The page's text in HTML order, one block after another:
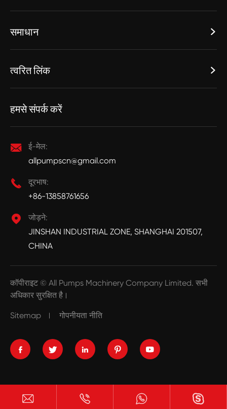
समाधान 
त्वरित लिंक 
हमसे संपर्क करें

ई-मेल:
allpumpscn@gmail.com

दूरभाष:
+86-13858761656

जोड़ने:
JINSHAN INDUSTRIAL ZONE, SHANGHAI 201507,
CHINA
कॉपीराइट © All Pumps Machinery Company Limited. सभी
अधिकार सुरक्षित है।
Sitemap गोपनीयता नीति
    
   